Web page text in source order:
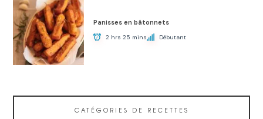
Panisses en bâtonnets
2 hrs 25 mins Débutant
CATÉGORIES DE RECETTES